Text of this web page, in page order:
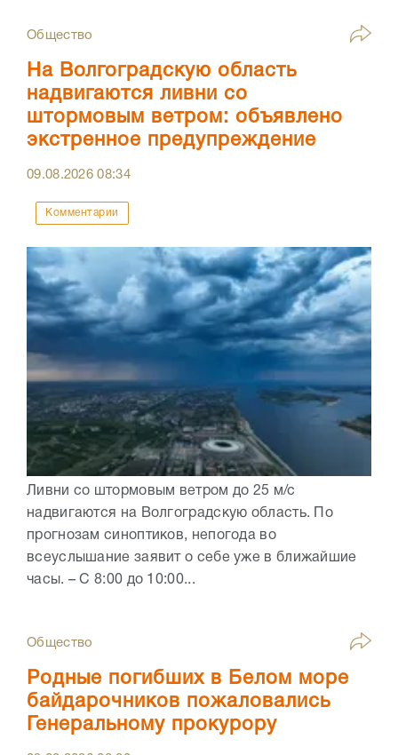
Общество
На Волгоградскую область
надвигаются ливни со
штормовым ветром: объявлено
экстренное предупреждение
09.08.202608:34
Комментарии
Ливни со штормовым ветром до 25 м/с
надвигаются на Волгоградскую область. По
прогнозам синоптиков, непогода во
всеуслышание заявит о себе уже в ближайшие
часы. – С 8:00 до 10:00...
Общество
Родные погибших в Белом море
байдарочников пожаловались
Генеральному прокурору